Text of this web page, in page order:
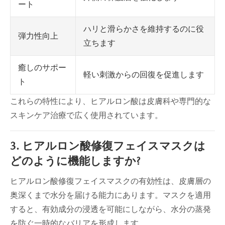
ート
弾力性向上
ハリと滑らかさを維持するのに役
立ちます
癒しのサポー
ト
軽い刺激からの回復を促進します
これらの特性により、ヒアルロン酸は皮膚科や専門的な
スキンケア治療で広く使用されています。
3. ヒアルロン酸修復フェイスマスクは
どのように機能しますか?
ヒアルロン酸修復フェイスマスクの有効性は、皮膚層の
奥深くまで水分を届ける能力にあります。マスクを適用
すると、有効成分の浸透を可能にしながら、水分の蒸発